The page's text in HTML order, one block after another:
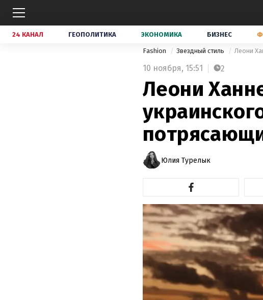
24 КАНАЛ ГЕОПОЛИТИКА ЭКОНОМИКА БИЗНЕС
Fashion Звездный стиль Леони
10 ноября, 15:51 2
Леони
Юлия Турелык